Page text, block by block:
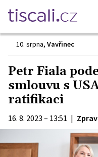
10. srpna, Vavřinec
Petr Fiala
smlouvu s
ratifikaci
16. 8. 2023 – 13:51 |